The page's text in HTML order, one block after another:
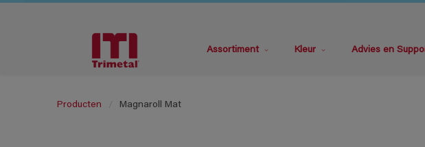
Assortiment Kleur Advies en
Producten Magnaroll Mat